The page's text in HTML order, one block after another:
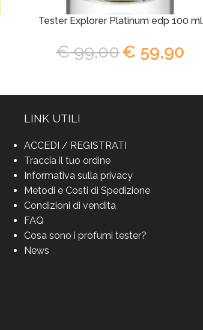
Tester Explorer Platinum edp 100 ml
€99,00€ 59,90
LINK UTILI
ACCEDI / REGISTRATI
Traccia il tuo ordine
Informativa sulla privacy
Metodi e Costi di Spedizione
Condizioni di vendita
FAQ
Cosa sono i profumi tester?
News